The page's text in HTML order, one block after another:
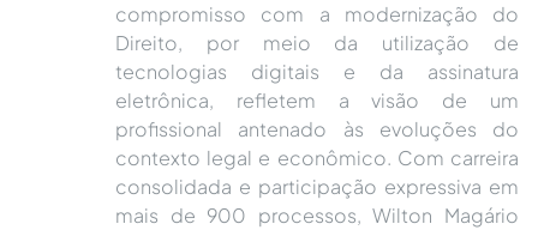
compromisso com a modernização do
Direito, por meio da utilização de
tecnologias digitais e da assinatura
eletrônica, refletem a visão de um
profissional antenado às evoluções do
contexto legal e econômico. Com carreira
consolidada e participação expressiva em
mais de 900 processos, Wilton Magário